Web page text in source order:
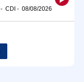
- CDI - 08/08/2026